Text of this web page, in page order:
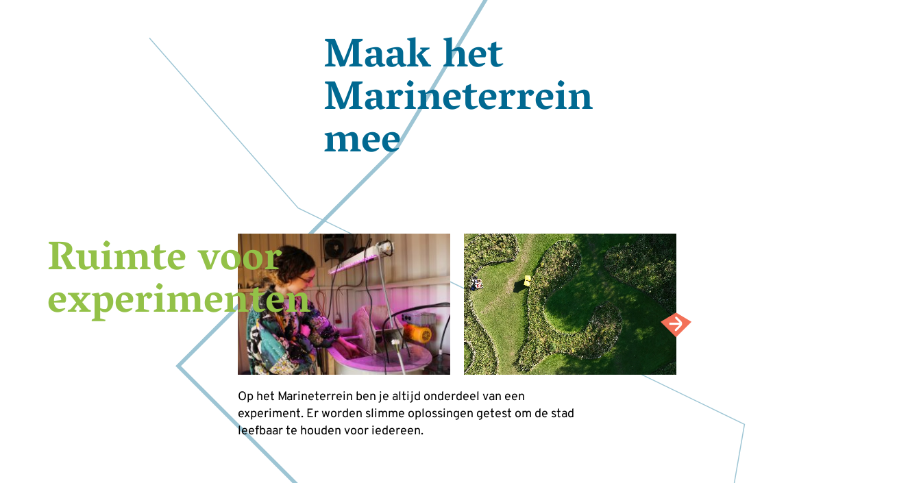
Maak het
Marineterrein
mee
Ruimte voor
experimenten
Op het Marineterrein ben je altijd onderdeel van een
experiment. Er worden slimme oplossingen getest om de stad
leefbaar te houden voor iedereen.